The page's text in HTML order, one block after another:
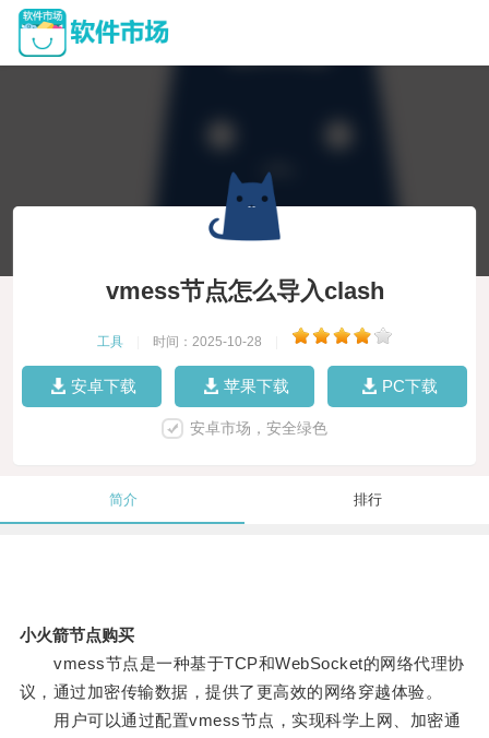
vmess节点怎么导入clash
工具 时间：2025-10-28
安卓下载 苹果下载 PC下载
安卓市场，安全绿色
简介 排行
小火箭节点购买
vmess节点是一种基于TCP和WebSocket的网络代理协
议，通过加密传输数据，提供了更高效的网络穿越体验。
用户可以通过配置vmess节点，实现科学上网、加密通